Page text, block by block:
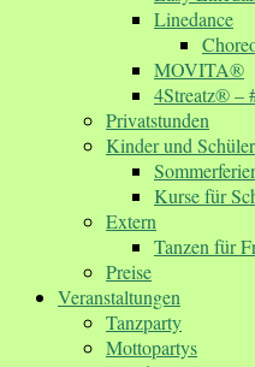
Linedance
MOVITA®
4Streatz® –
Privatstunden
Kinder und Schüler
Kurse für
Extern
Tanzen für
Preise
Veranstaltungen
Tanzparty
Mottopartys